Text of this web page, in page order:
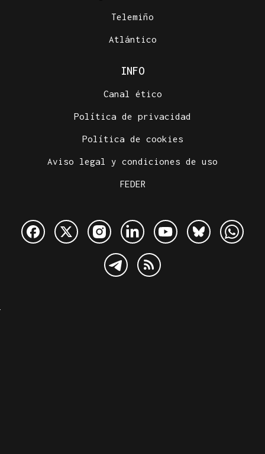
Telemiño
Atlántico
INFO
Canal ético
Política de privacidad
Política de cookies
Aviso legal y condiciones de uso
FEDER